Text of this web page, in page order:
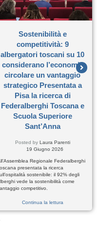
Sostenibilità e
competitività: 9
albergatori toscani su 10
considerano l’economia
circolare un vantaggio
strategico Presentata a
Pisa la ricerca di
Federalberghi Toscana e
Scuola Superiore
Sant’Anna
Posted by Laura Parenti
19 Giugno 2026
Regionale Federalberghi
presentata la ricerca
sostenibile: il 92% degli
vede la sostenibilità come
competitivo.
Continua la lettura